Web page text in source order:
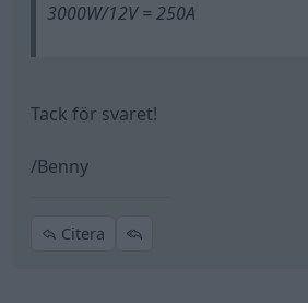
3000W/12V = 250A
50%.
ut 2000W 230V i 1h utan att
Tack för svaret!
/Benny
Citera